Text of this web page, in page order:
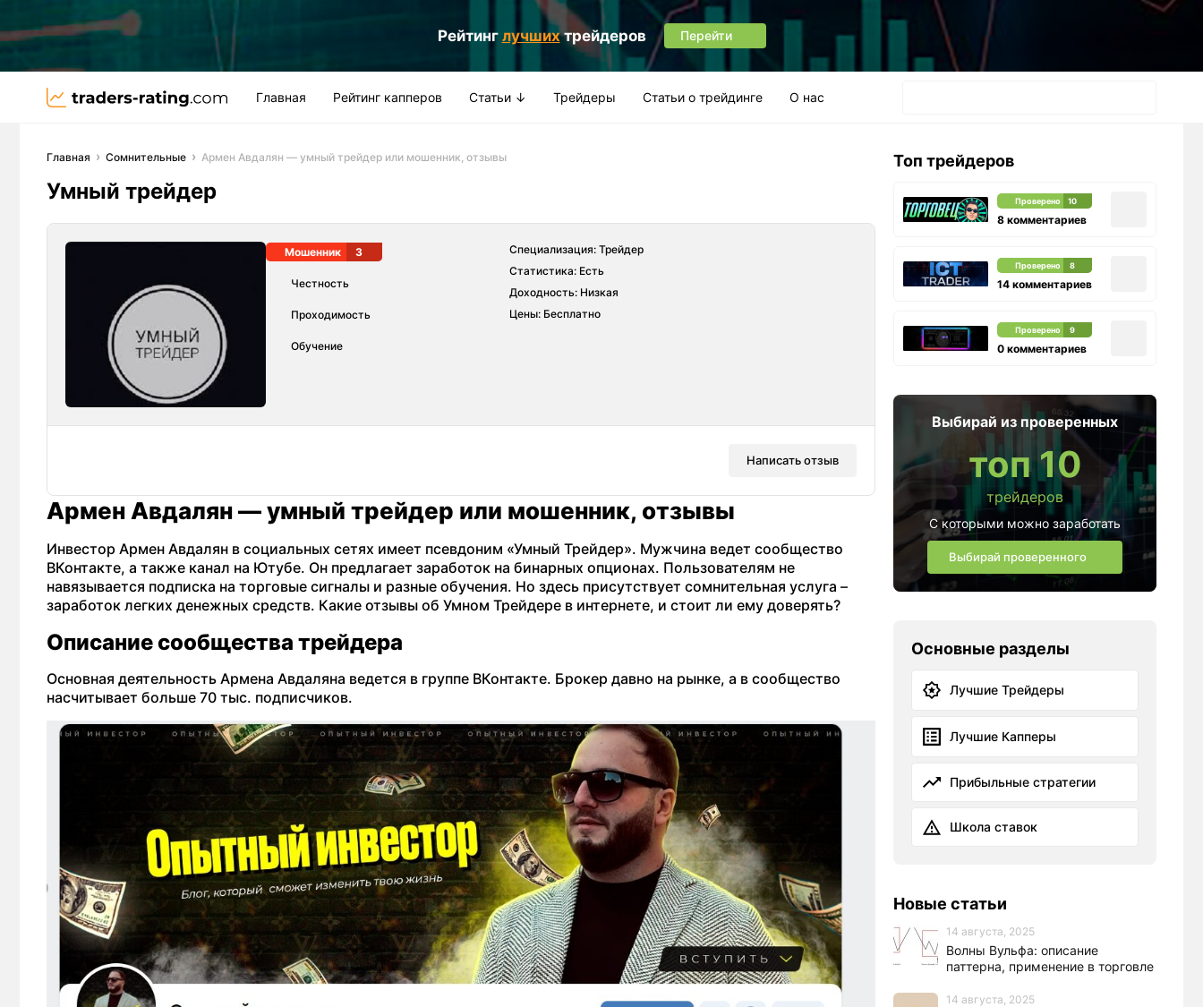
Рейтинг лучшихтрейдеров Перейти
Главная Рейтинг капперов Статьи ↓ Трейдеры Статьи о трейдинге О нас
Главная Сомнительные Армен Авдалян — умный трейдер или мошенник, отзывы
Умный трейдер
Мошенник 3
Честность
Проходимость
Обучение
Специализация: Трейдер
Статистика: Есть
Доходность: Низкая
Цены: Бесплатно
Написать отзыв
Армен Авдалян — умный трейдер или мошенник, отзывы
Инвестор Армен Авдалян в социальных сетях имеет псевдоним «Умный Трейдер». Мужчина ведет сообщество
ВКонтакте, а также канал на Ютубе. Он предлагает заработок на бинарных опционах. Пользователям не
навязывается подписка на торговые сигналы и разные обучения. Но здесь присутствует сомнительная услуга –
заработок легких денежных средств. Какие отзывы об Умном Трейдере в интернете, и стоит ли ему доверять?
Описание сообщества трейдера
Основная деятельность Армена Авдаляна ведется в группе ВКонтакте. Брокер давно на рынке, а в сообщество
насчитывает больше 70 тыс. подписчиков.
Топ трейдеров
Проверено 10
8 комментариев
Проверено 8
14 комментариев
Проверено 9
0 комментариев
Выбирай из проверенных
топ 10
трейдеров
С которыми можно заработать
Выбирай проверенного
Основные разделы
Лучшие Трейдеры
Лучшие Капперы
Прибыльные стратегии
Школа ставок
Новые статьи
14 августа, 2025
Волны Вульфа: описание
паттерна, применение в торговле
14 августа, 2025